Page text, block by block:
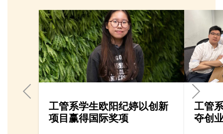
工管系学生欧阳纪婷以创新
项目赢得国际奖项
工管
夺创